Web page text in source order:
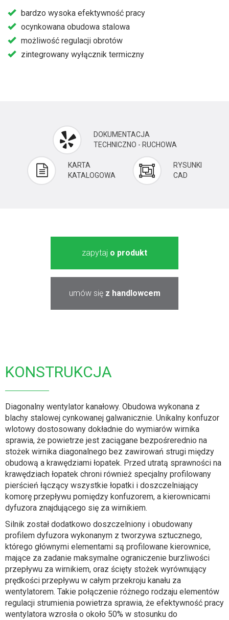
bardzo wysoka efektywność pracy
ocynkowana obudowa stalowa
możliwość regulacji obrotów
zintegrowany wyłącznik termiczny
DOKUMENTACJA
TECHNICZNO - RUCHOWA
KARTA
KATALOGOWA
RYSUNKI
CAD
zapytaj o produkt
umów się z handlowcem
KONSTRUKCJA
Diagonalny wentylator kanałowy. Obudowa wykonana z
blachy stalowej cynkowanej galwanicznie. Unikalny konfuzor
wlotowy dostosowany dokładnie do wymiarów wirnika
sprawia, że powietrze jest zaciągane bezpośrerednio na
stożek wirnika diagonalnego bez zawirowań strugi między
obudową a krawędziami łopatek. Przed utratą sprawności na
krawędziach łopatek chroni również specjalny profilowany
pierścień łączący wszystkie łopatki i doszczelniający
komorę przepływu pomiędzy konfuzorem, a kierownicami
dyfuzora znajdującego się za wirnikiem.
Silnik został dodatkowo doszczelniony i obudowany
profilem dyfuzora wykonanym z tworzywa sztucznego,
którego głównymi elementami są profilowane kierownice,
mające za zadanie maksymalne ograniczenie burzliwości
przepływu za wirnikiem, oraz ścięty stożek wyrównujący
prędkości przepływu w całym przekroju kanału za
wentylatorem. Takie połączenie różnego rodzaju elementów
regulacji strumienia powietrza sprawia, że efektywność pracy
wentylatora wzrosła o około 50% w stosunku do